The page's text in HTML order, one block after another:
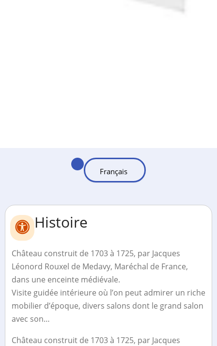
Histoire
Château construit de 1703 à 1725, par Jacques
Léonord Rouxel de Medavy, Maréchal de France,
dans une enceinte médiévale.
Visite guidée intérieure où l’on peut admirer un riche
mobilier d’époque, divers salons dont le grand salon
avec son…
Château construit de 1703 à 1725, par Jacques